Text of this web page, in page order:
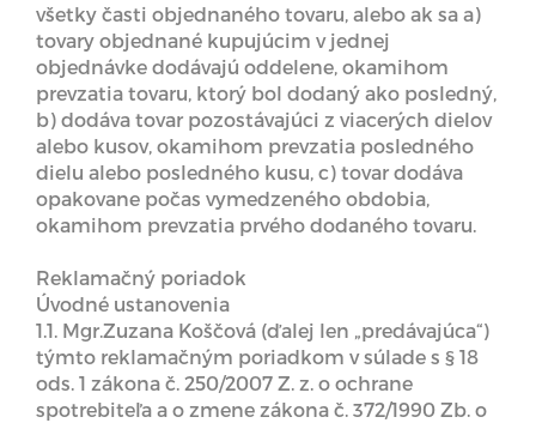
všetky časti objednaného tovaru, alebo ak sa a)
tovary objednané kupujúcim v jednej
objednávke dodávajú oddelene, okamihom
prevzatia tovaru, ktorý bol dodaný ako posledný,
b) dodáva tovar pozostávajúci z viacerých dielov
alebo kusov, okamihom prevzatia posledného
dielu alebo posledného kusu, c) tovar dodáva
opakovane počas vymedzeného obdobia,
okamihom prevzatia prvého dodaného tovaru.
Reklamačný poriadok
Úvodné ustanovenia
1.1. Mgr.Zuzana Koščová (ďalej len „predávajúca“)
týmto reklamačným poriadkom v súlade s § 18
ods. 1 zákona č. 250/2007 Z. z. o ochrane
spotrebiteľa a o zmene zákona č. 372/1990 Zb. o